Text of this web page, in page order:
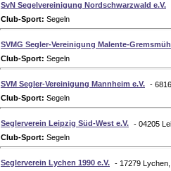
SvN Segelvereinigung Nordschwarzwald e.V.
Club-Sport: Segeln
SVMG Segler-Vereinigung Malente-
Club-Sport: Segeln
SVM Segler-Vereinigung Mannheim e.V. -
Club-Sport: Segeln
Seglerverein Leipzig Süd-West e.V. - 04205
Club-Sport: Segeln
Seglerverein Lychen 1990 e.V. - 17279